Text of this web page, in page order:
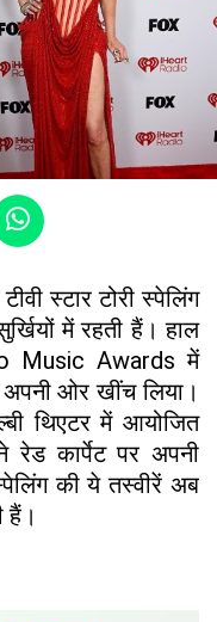
स्टार टोरी स्पेलिंग
में रहती हैं। हाल
Music Awards में
ओर खींच लिया।
थिएटर में आयोजित
रेड कार्पेट पर अपनी
की ये तस्वीरें अब
हैं।